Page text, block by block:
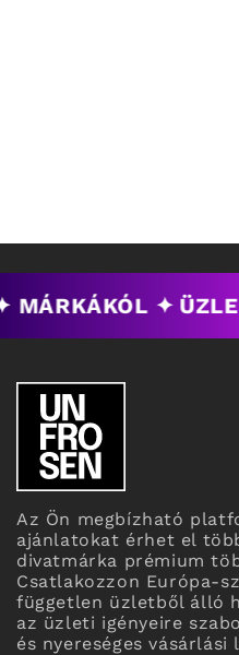
MÁRKÁKÓL ✦
Az Ön megbízható
ajánlatokat érhet el
divatmárka prémium
Csatlakozzon Európa-
független üzletből álló
az üzleti igényeire
és nyereséges vásárlási